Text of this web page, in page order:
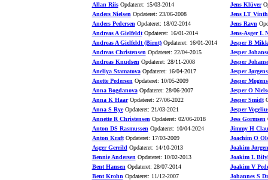
Allan RiisOpdateret: 15/03-2014
Anders Nielsen Opdateret: 23/06-2008
Anders Pedersen Opdateret: 18/02-2014
Andreas A GielfeldtOpdateret: 16/01-2014
Andreas A Gielfeldt (Birnt)Opdateret: 16/01-2014
Andreas Christensen Opdateret: 22/04-2015
Andreas Knudsen Opdateret: 28/11-2008
Aneliya StamatovaOpdateret: 16/04-2017
Anette Pedersen Opdateret: 10/05-2009
Anna BogdanovaOpdateret: 28/06-2007
Anna K HaarOpdateret: 27/06-2022
Anna S RyeOpdateret: 21/03-2021
Annette R Christensen Opdateret: 02/06-2018
Anton DS Rasmussen Opdateret: 10/04-2024
Anton KraftOpdateret: 17/03-2009
Asger Gerrild Opdateret: 14/10-2013
Bennie Andersen Opdateret: 10/02-2013
Bent Hansen Opdateret: 28/07-2014
Bent Krohn Opdateret: 11/12-2007
Jens Klüver
Jens LT
Jens Ravn
Jens-Asger L
Jesper B
Jesper
Jesper
Jesper
Jesper
Jesper O
Jesper Smidt
Jesper
Jess Gormsen
Jimmy H
Joachim O
Joakim
Joakim L
Joakim V
Johannes S